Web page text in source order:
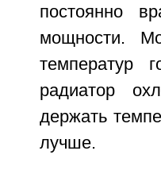
постоянно
мощности.
температур
радиатор
держать
лучше.